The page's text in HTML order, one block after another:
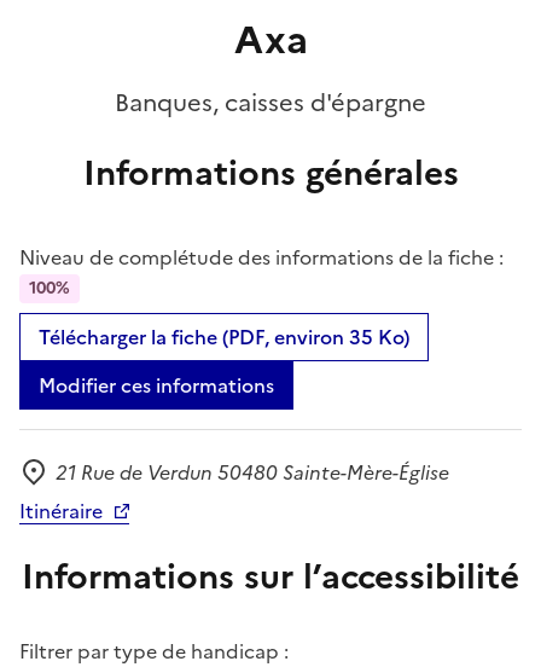
Axa
Banques, caisses d'épargne
Informations générales
Niveau de complétude des informations de la fiche :
100%
Télécharger la fiche (PDF, environ 35 Ko)
Modifier ces informations
Adresse
21 Rue de Verdun 50480 Sainte-Mère-Église
Itinéraire
Informations sur l’accessibilité
Filtrer par type de handicap :